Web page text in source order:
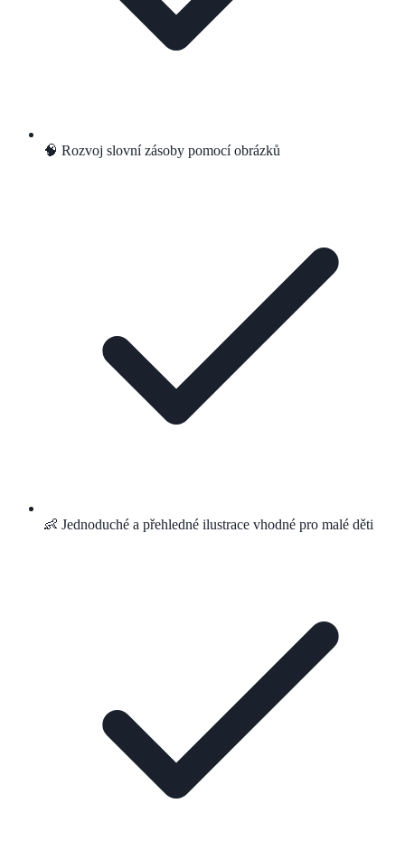
🧠 Rozvoj slovní zásoby pomocí obrázků
👶 Jednoduché a přehledné ilustrace vhodné pro malé děti